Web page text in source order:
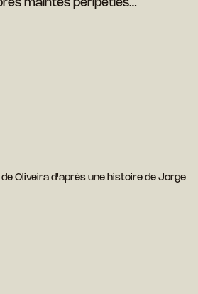
maintes péripéties…
Oliveira d'après une histoire de Jorge